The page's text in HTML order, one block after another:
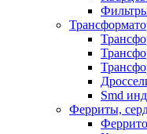
Smd
Ферриты,